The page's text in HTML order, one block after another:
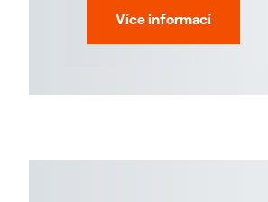
Více informací